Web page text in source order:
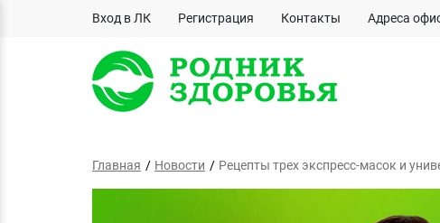
Вход в ЛК Регистрация Контакты Адреса
Главная Новости Рецепты трех экспресс-масок и